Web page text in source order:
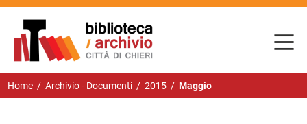
Home / Archivio - Documenti / 2015 / Maggio